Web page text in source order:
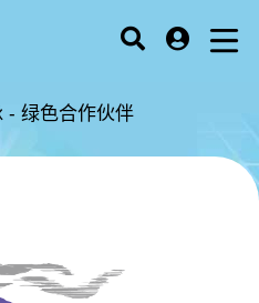
-绿色合作伙伴